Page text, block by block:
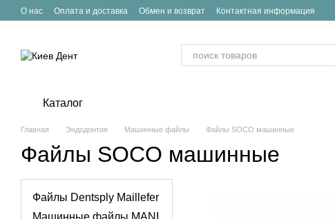
Перейти к основному контенту
О нас Оплата и доставка Обмен и возврат Контактная информация
Каталог
Главная Эндодонтия Машинные файлы Файлы SOCO машинные
Файлы SOCO машинные
Файлы Dentsply Maillefer
Машинные файлы MANI